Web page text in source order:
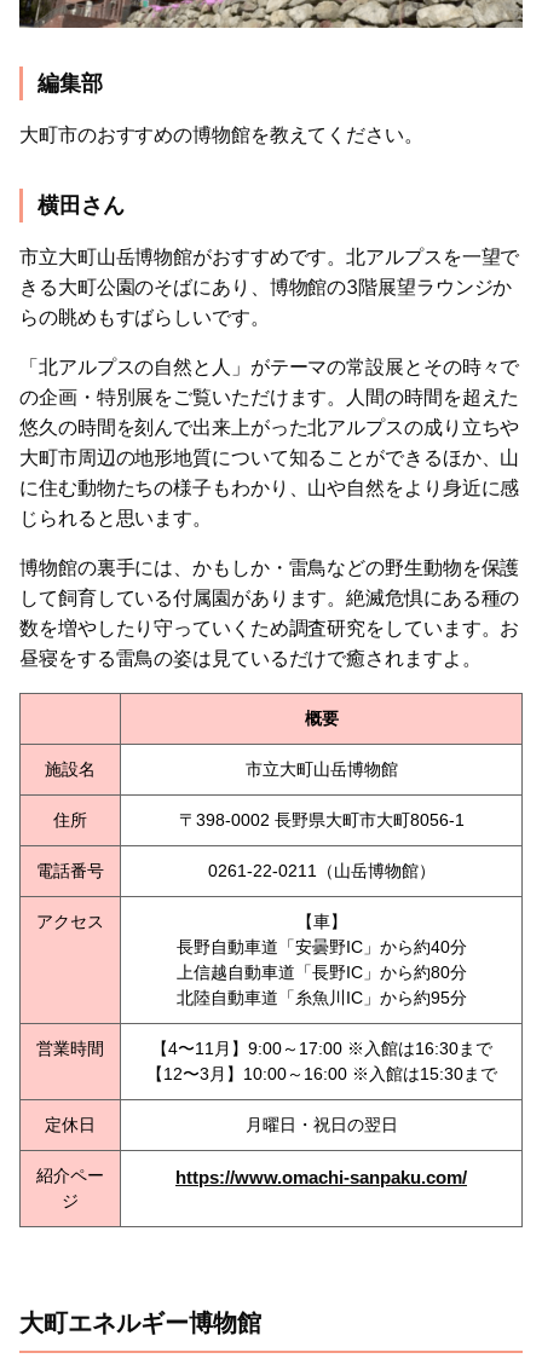
編集部
大町市のおすすめの博物館を教えてください。
横田さん
市立大町山岳博物館がおすすめです。北アルプスを一望で
きる大町公園のそばにあり、博物館の3階展望ラウンジか
らの眺めもすばらしいです。
「北アルプスの自然と人」がテーマの常設展とその時々で
の企画・特別展をご覧いただけます。人間の時間を超えた
悠久の時間を刻んで出来上がった北アルプスの成り立ちや
大町市周辺の地形地質について知ることができるほか、山
に住む動物たちの様子もわかり、山や自然をより身近に感
じられると思います。
博物館の裏手には、かもしか・雷鳥などの野生動物を保護
して飼育している付属園があります。絶滅危惧にある種の
数を増やしたり守っていくため調査研究をしています。お
昼寝をする雷鳥の姿は見ているだけで癒されますよ。
概要
施設名 市立大町山岳博物館
住所 〒398-0002 長野県大町市大町8056-1
電話番号 0261-22-0211（山岳博物館）
アクセス
【車】
長野自動車道「安曇野IC」から約40分
上信越自動車道「長野IC」から約80分
北陸自動車道「糸魚川IC」から約95分
営業時間
【4〜11月】9:00～17:00 ※入館は16:30まで
【12〜3月】10:00～16:00 ※入館は15:30まで
定休日 月曜日・祝日の翌日
紹介ペー
ジ
https://www.omachi-sanpaku.com/
大町エネルギー博物館